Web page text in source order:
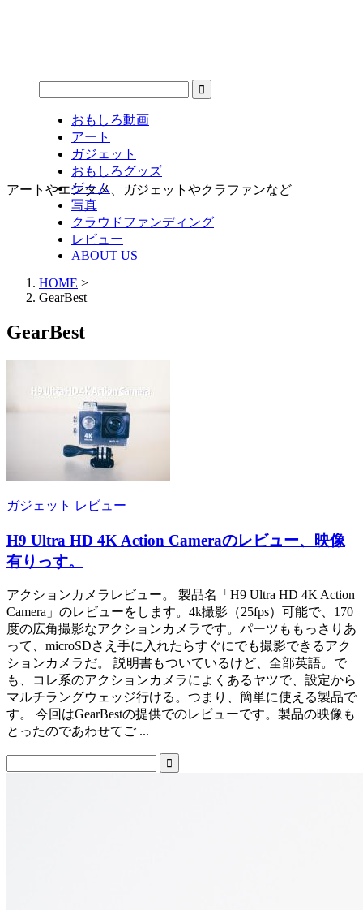
アートやエンタメ、ガジェットやクラファンなど
おもしろ動画
アート
ガジェット
おもしろグッズ
ゲーム
写真
クラウドファンディング
レビュー
ABOUT US
HOME >
GearBest
GearBest
ガジェット レビュー
H9 Ultra HD 4K Action Cameraのレビュー、映像
有りっす。
アクションカメラレビュー。 製品名「H9 Ultra HD 4K Action
Camera」のレビューをします。4k撮影（25fps）可能で、170
度の広角撮影なアクションカメラです。パーツももっさりあ
って、microSDさえ手に入れたらすぐにでも撮影できるアク
ションカメラだ。 説明書もついているけど、全部英語。で
も、コレ系のアクションカメラによくあるヤツで、設定から
マルチラングウェッジ行ける。つまり、簡単に使える製品で
す。 今回はGearBestの提供でのレビューです。製品の映像も
とったのであわせてご ...